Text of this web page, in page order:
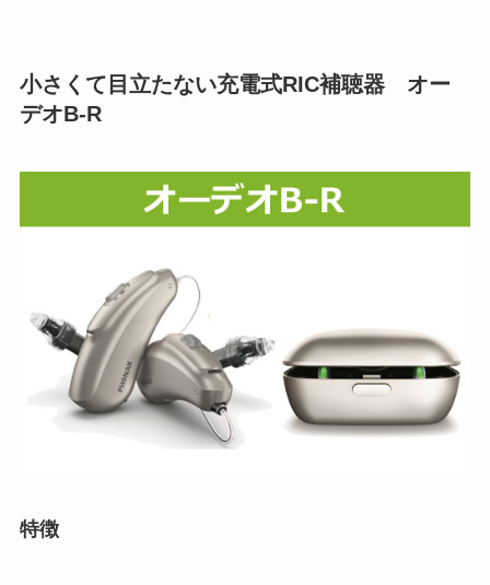
小さくて目立たない充電式RIC補聴器 オー
デオB-R
特徴